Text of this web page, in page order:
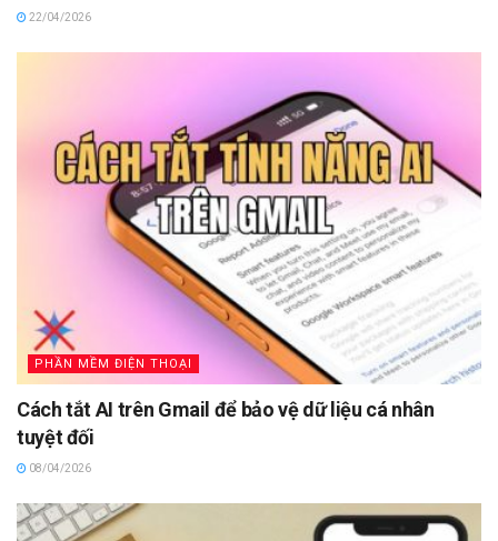
22/04/2026
PHẦN MỀM ĐIỆN THOẠI
Cách tắt AI trên Gmail để bảo vệ dữ liệu cá nhân
tuyệt đối
08/04/2026